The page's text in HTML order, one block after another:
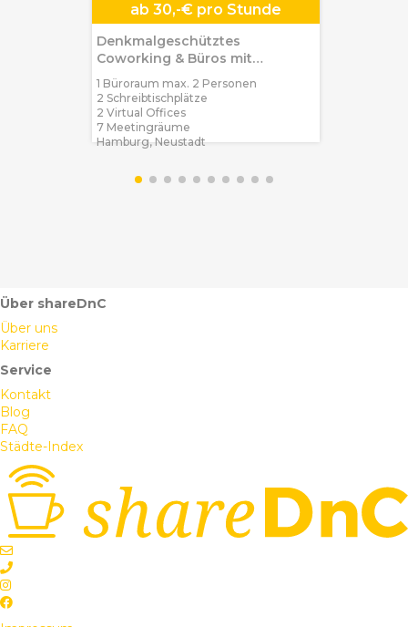
ab 30,-€ pro Stunde
Denkmalgeschütztes
Coworking & Büros mit
Alsterblick in
1 Büroraum max. 2 Personen
2 Schreibtischplätze
2 Virtual Offices
7 Meetingräume
Hamburg, Neustadt
Über shareDnC
Über uns
Karriere
Service
Kontakt
Blog
FAQ
Städte-Index